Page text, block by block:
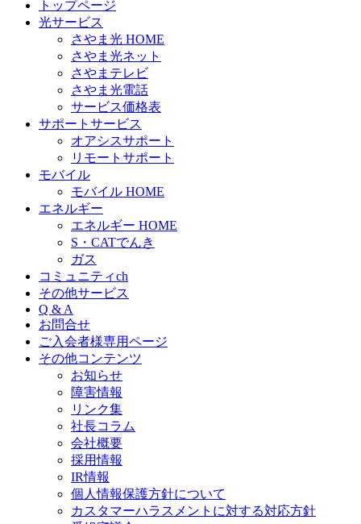
トップページ
光サービス
さやま光 HOME
さやま光ネット
さやまテレビ
さやま光電話
サービス価格表
サポートサービス
オアシスサポート
リモートサポート
モバイル
モバイル HOME
エネルギー
エネルギー HOME
S・CATでんき
ガス
コミュニティch
その他サービス
Q & A
お問合せ
ご入会者様専用ページ
その他コンテンツ
お知らせ
障害情報
リンク集
社長コラム
会社概要
採用情報
IR情報
個人情報保護方針について
カスタマーハラスメントに対する対応方針